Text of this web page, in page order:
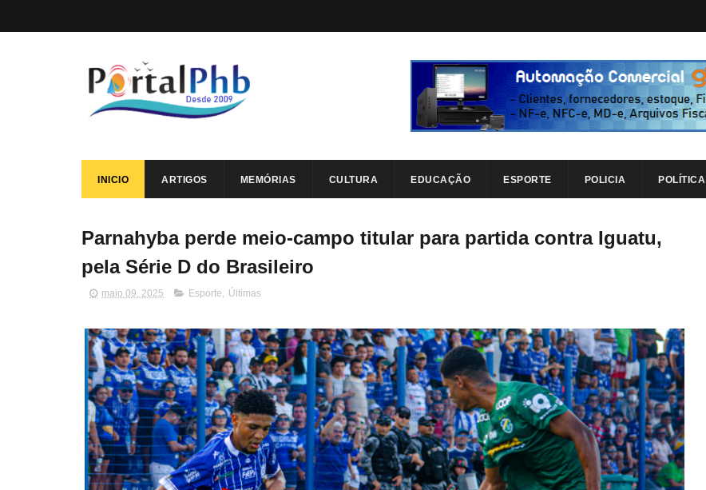
INICIO ARTIGOS MEMÓRIAS CULTURA EDUCAÇÃO ESPORTE POLICIA POLÍTICA
Parnahyba perde meio-campo titular para partida contra Iguatu,
pela Série D do Brasileiro
maio 09, 2025 Esporte, Últimas